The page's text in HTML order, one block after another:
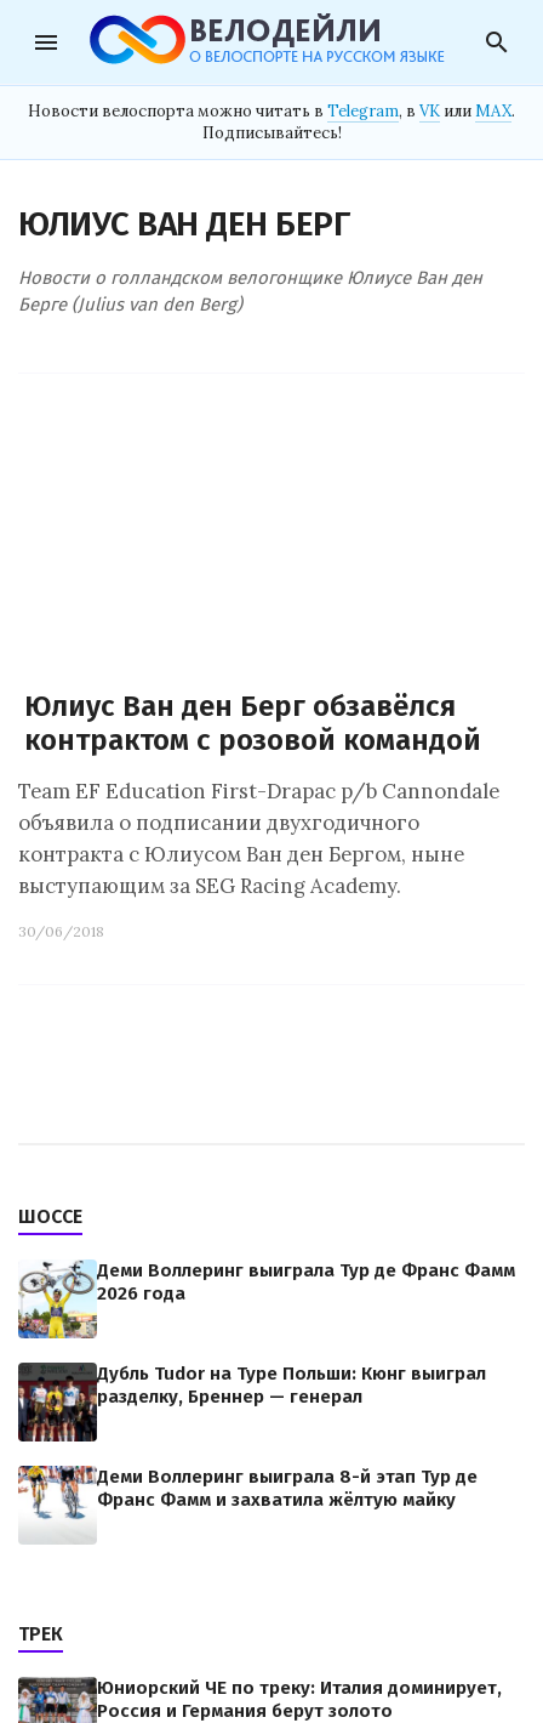
menu search
Новости велоспорта можно читать в Telegram, в VK илиMAX.
Подписывайтесь!
ЮЛИУС ВАН ДЕН БЕРГ
Новости о голландском велогонщике Юлиусе Ван ден
Берге (Julius van den Berg)
Юлиус Ван ден Берг обзавёлся
контрактом с розовой командой
Team EF Education First-Drapac p/b Cannondale
объявила о подписании двухгодичного
контракта с Юлиусом Ван ден Бергом, ныне
выступающим за SEG Racing Academy.
30/06/2018
ШОССЕ
Деми Воллеринг выиграла Тур де Франс Фамм
2026 года
Дубль Tudor на Туре Польши: Кюнг выиграл
разделку, Бреннер — генерал
Деми Воллеринг выиграла 8-й этап Тур де
Франс Фамм и захватила жёлтую майку
ТРЕК
Юниорский ЧЕ по треку: Италия доминирует,
Россия и Германия берут золото